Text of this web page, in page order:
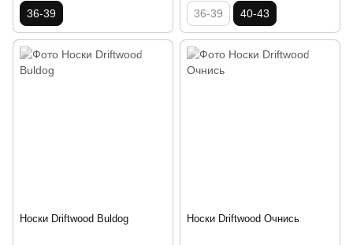
36-39 36-39 40-43
Носки Driftwood Buldog Носки Driftwood Очнись